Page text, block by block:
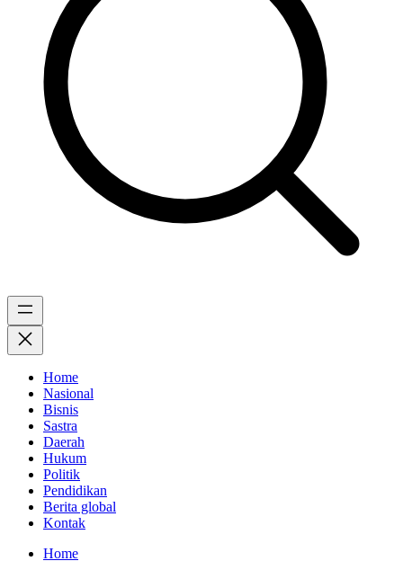
Home
Nasional
Bisnis
Sastra
Daerah
Hukum
Politik
Pendidikan
Berita global
Kontak
Home